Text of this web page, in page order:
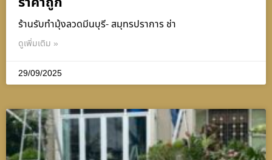
ร้านรับทำมุ้งลวดมีนบุรี- สมุทรปราการ ช่า
ดูเพิ่มเติม »
29/09/2025